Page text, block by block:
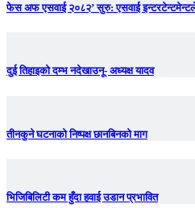
फेस अफ एसवाई २०८२’ सुरु: एसवाई
दुई तिहाइको दम्भ नदेखाउनू- अध्यक्ष यादव
तीनकुने घटनाकाे निष्पक्ष छानबिनकाे माग
भिजिबिलिटी कम हुँदा हवाई उडान प्रभावित